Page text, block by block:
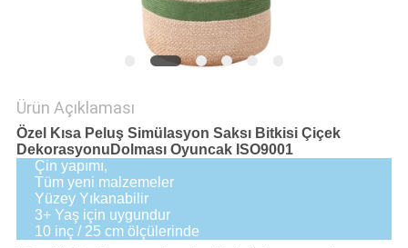
Ürün Açıklaması
Özel Kısa Peluş Simülasyon Saksı Bitkisi Çiçek
DekorasyonuDolması Oyuncak ISO9001
Çin yapımı,
Tüm yeni malzemeler
Yüzey Yıkanabilir
3+ Yaş için uygundur
10 inç / 25 cm ölçülerinde